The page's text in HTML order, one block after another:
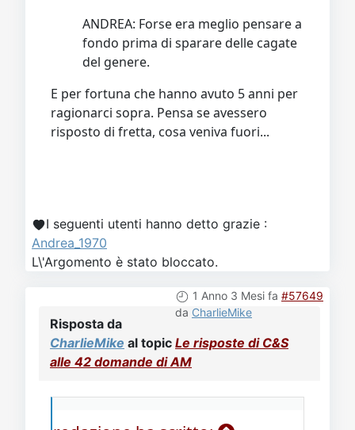
ANDREA: Forse era meglio pensare a
fondo prima di sparare delle cagate
del genere.
E per fortuna che hanno avuto 5 anni per
ragionarci sopra. Pensa se avessero
risposto di fretta, cosa veniva fuori...
I seguenti utenti hanno detto grazie :
Andrea_1970
L\'Argomento è stato bloccato.
1 Anno 3 Mesi fa #57649
da CharlieMike
Risposta da
CharlieMike al topic Le risposte di C&S
alle 42 domande di AM